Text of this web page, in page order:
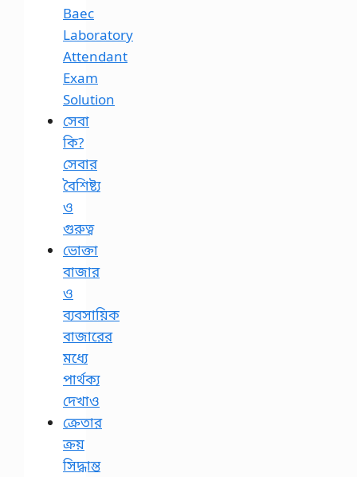
Baec
Laboratory
Attendant
Exam
Solution
সেবা
কি?
সেবার
বৈশিষ্ট্য
ও
গুরুত্ব
ভোক্তা
বাজার
ও
ব্যবসায়িক
বাজারের
মধ্যে
পার্থক্য
দেখাও
ক্রেতার
ক্রয়
সিদ্ধান্ত